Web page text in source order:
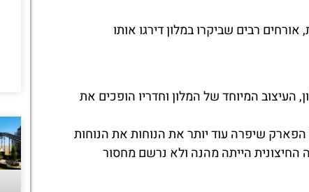
רבים שביקרו במלון דירגו אותו
העיצוב המיוחד של המלון וחדריו הופכים את
שיפרה עוד יותר את הנוחות את הנוחות
החיצונית הייתה מהנה ולא נרשם מחסור